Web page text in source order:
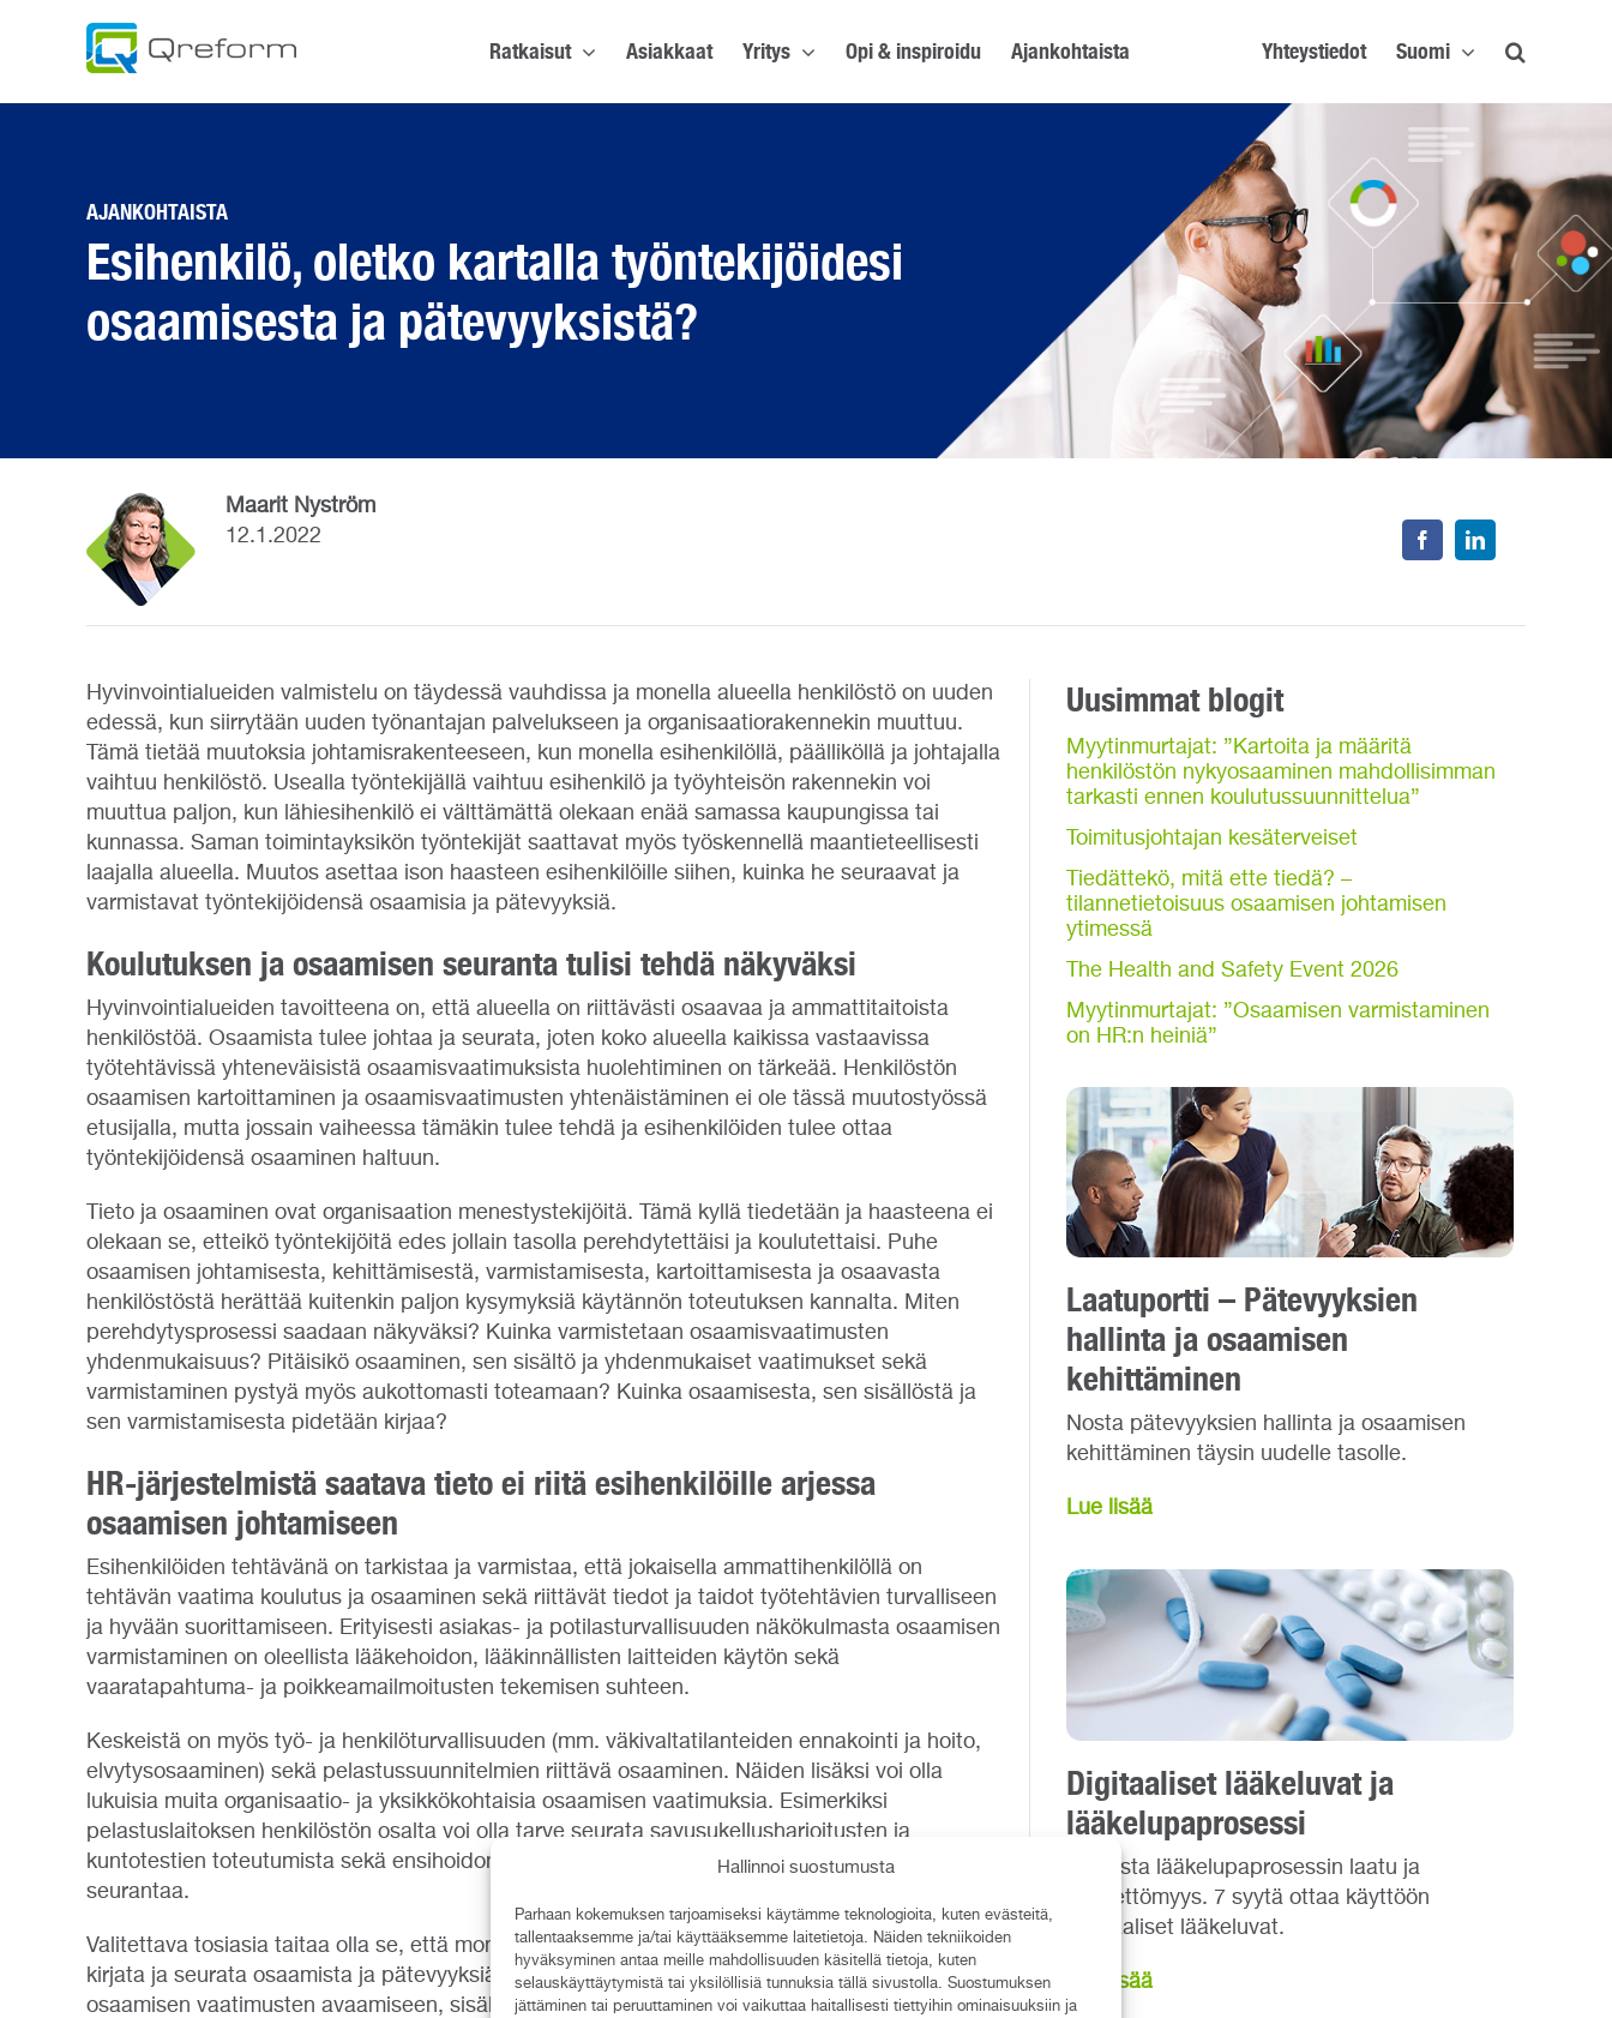
Hallinnoi suostumusta
Parhaan kokemuksen tarjoamiseksi käytämme teknologioita, kuten evästeitä,
tallentaaksemme ja/tai käyttääksemme laitetietoja. Näiden tekniikoiden
hyväksyminen antaa meille mahdollisuuden käsitellä tietoja, kuten
selauskäyttäytymistä tai yksilöllisiä tunnuksia tällä sivustolla. Suostumuksen
jättäminen tai peruuttaminen voi vaikuttaa haitallisesti tiettyihin ominaisuuksiin ja
Ratkaisut Asiakkaat Yritys Opi & inspiroidu Ajankohtaista Yhteystiedot Suomi
AJANKOHTAISTA
Esihenkilö, oletko kartalla työntekijöidesi
osaamisesta ja pätevyyksistä?
Maarit Nyström
12.1.2022
Hyvinvointialueiden valmistelu on täydessä vauhdissa ja monella alueella henkilöstö on uuden
edessä, kun siirrytään uuden työnantajan palvelukseen ja organisaatiorakennekin muuttuu.
Tämä tietää muutoksia johtamisrakenteeseen, kun monella esihenkilöllä, päälliköllä ja johtajalla
vaihtuu henkilöstö. Usealla työntekijällä vaihtuu esihenkilö ja työyhteisön rakennekin voi
muuttua paljon, kun lähiesihenkilö ei välttämättä olekaan enää samassa kaupungissa tai
kunnassa. Saman toimintayksikön työntekijät saattavat myös työskennellä maantieteellisesti
laajalla alueella. Muutos asettaa ison haasteen esihenkilöille siihen, kuinka he seuraavat ja
varmistavat työntekijöidensä osaamisia ja pätevyyksiä.
Koulutuksen ja osaamisen seuranta tulisi tehdä näkyväksi
Hyvinvointialueiden tavoitteena on, että alueella on riittävästi osaavaa ja ammattitaitoista
henkilöstöä. Osaamista tulee johtaa ja seurata, joten koko alueella kaikissa vastaavissa
työtehtävissä yhteneväisistä osaamisvaatimuksista huolehtiminen on tärkeää. Henkilöstön
osaamisen kartoittaminen ja osaamisvaatimusten yhtenäistäminen ei ole tässä muutostyössä
etusijalla, mutta jossain vaiheessa tämäkin tulee tehdä ja esihenkilöiden tulee ottaa
työntekijöidensä osaaminen haltuun.
Tieto ja osaaminen ovat organisaation menestystekijöitä. Tämä kyllä tiedetään ja haasteena ei
olekaan se, etteikö työntekijöitä edes jollain tasolla perehdytettäisi ja koulutettaisi. Puhe
osaamisen johtamisesta, kehittämisestä, varmistamisesta, kartoittamisesta ja osaavasta
henkilöstöstä herättää kuitenkin paljon kysymyksiä käytännön toteutuksen kannalta. Miten
perehdytysprosessi saadaan näkyväksi? Kuinka varmistetaan osaamisvaatimusten
yhdenmukaisuus? Pitäisikö osaaminen, sen sisältö ja yhdenmukaiset vaatimukset sekä
varmistaminen pystyä myös aukottomasti toteamaan? Kuinka osaamisesta, sen sisällöstä ja
sen varmistamisesta pidetään kirjaa?
HR-järjestelmistä saatava tieto ei riitä esihenkilöille arjessa
osaamisen johtamiseen
Esihenkilöiden tehtävänä on tarkistaa ja varmistaa, että jokaisella ammattihenkilöllä on
tehtävän vaatima koulutus ja osaaminen sekä riittävät tiedot ja taidot työtehtävien turvalliseen
ja hyvään suorittamiseen. Erityisesti asiakas- ja potilasturvallisuuden näkökulmasta osaamisen
varmistaminen on oleellista lääkehoidon, lääkinnällisten laitteiden käytön sekä
vaaratapahtuma- ja poikkeamailmoitusten tekemisen suhteen.
Keskeistä on myös työ- ja henkilöturvallisuuden (mm. väkivaltatilanteiden ennakointi ja hoito,
elvytysosaaminen) sekä pelastussuunnitelmien riittävä osaaminen. Näiden lisäksi voi olla
lukuisia muita organisaatio- ja yksikkökohtaisia osaamisen vaatimuksia. Esimerkiksi
pelastuslaitoksen henkilöstön osalta voi olla tarve seurata savusukellusharjoitusten ja
kuntotestien toteutumista sekä ensihoidon osalta erilaisten toimenpiteiden toistuvuuden
seurantaa.
Valitettava tosiasia taitaa olla se, että monet HR-järjestelmät tarjoavat kyllä mahdollisuuden
kirjata ja seurata osaamista ja pätevyyksiä henkilöittäin, mutta ne eivät tarjoa keinoa
osaamisen vaatimusten avaamiseen, sisältöjen läpinäkyvyyteen tai mahdollisuutta nähdä koko
Uusimmat blogit
Myytinmurtajat: ”Kartoita ja määritä
henkilöstön nykyosaaminen mahdollisimman
tarkasti ennen koulutussuunnittelua”
Toimitusjohtajan kesäterveiset
Tiedättekö, mitä ette tiedä? –
tilannetietoisuus osaamisen johtamisen
ytimessä
The Health and Safety Event 2026
Myytinmurtajat: ”Osaamisen varmistaminen
on HR:n heiniä”
Laatuportti – Pätevyyksien
hallinta ja osaamisen
kehittäminen
Nosta pätevyyksien hallinta ja osaamisen
kehittäminen täysin uudelle tasolle.
Lue lisää
Digitaaliset lääkeluvat ja
lääkelupaprosessi
Varmista lääkelupaprosessin laatu ja
virheettömyys. 7 syytä ottaa käyttöön
Digitaaliset lääkeluvat.
Lue lisää